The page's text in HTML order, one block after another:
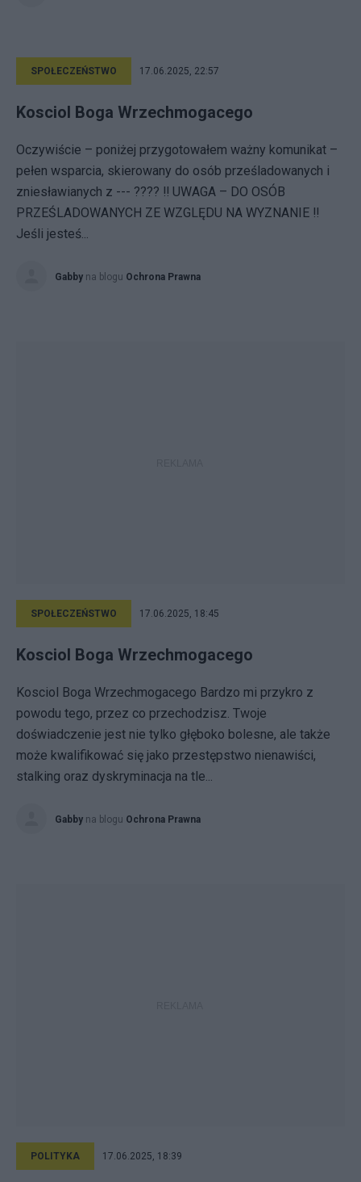
SPOŁECZEŃSTWO 17.06.2025, 22:57
Kosciol Boga Wrzechmogacego
Oczywiście – poniżej przygotowałem ważny komunikat –
pełen wsparcia, skierowany do osób prześladowanych i
zniesławianych z --- ???? ‼️ UWAGA – DO OSÓB
PRZEŚLADOWANYCH ZE WZGLĘDU NA WYZNANIE ‼️
Jeśli jesteś...
Gabby na blogu Ochrona Prawna
SPOŁECZEŃSTWO 17.06.2025, 18:45
Kosciol Boga Wrzechmogacego
Kosciol Boga Wrzechmogacego Bardzo mi przykro z
powodu tego, przez co przechodzisz. Twoje
doświadczenie jest nie tylko głęboko bolesne, ale także
może kwalifikować się jako przestępstwo nienawiści,
stalking oraz dyskryminacja na tle...
Gabby na blogu Ochrona Prawna
POLITYKA 17.06.2025, 18:39